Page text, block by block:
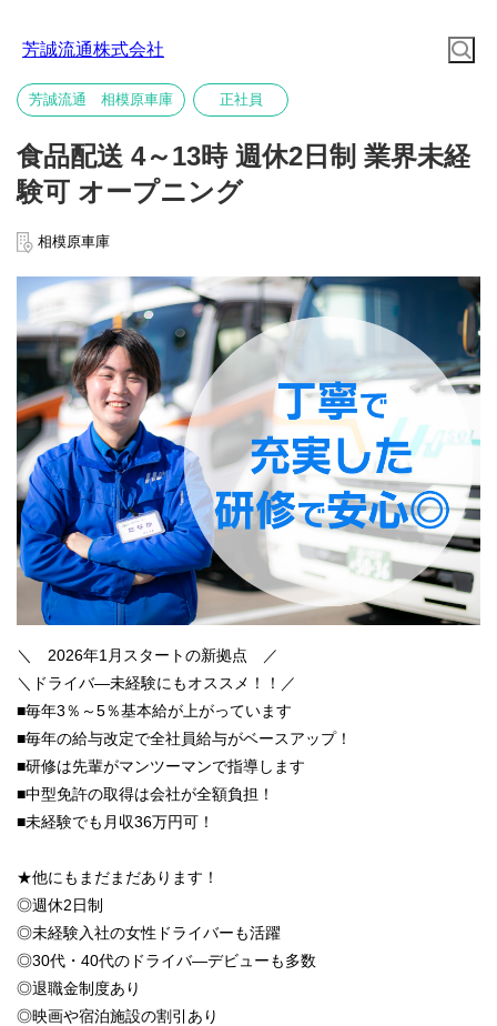
芳誠流通株式会社
芳誠流通 相模原車庫 正社員
食品配送 4～13時 週休2日制 業界未経
験可 オープニング
相模原車庫
＼ 2026年1月スタートの新拠点 ／
＼ドライバ―未経験にもオススメ！！／
■毎年3％～5％基本給が上がっています
■毎年の給与改定で全社員給与がベースアップ！
■研修は先輩がマンツーマンで指導します
■中型免許の取得は会社が全額負担！
■未経験でも月収36万円可！
★他にもまだまだあります！
◎週休2日制
◎未経験入社の女性ドライバーも活躍
◎30代・40代のドライバ―デビューも多数
◎退職金制度あり
◎映画や宿泊施設の割引あり